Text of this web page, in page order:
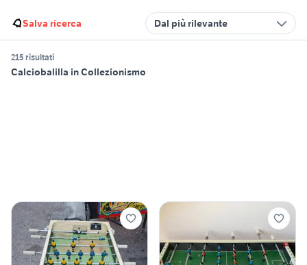
Salva ricerca Dal più rilevante
215 risultati
Calciobalilla in Collezionismo